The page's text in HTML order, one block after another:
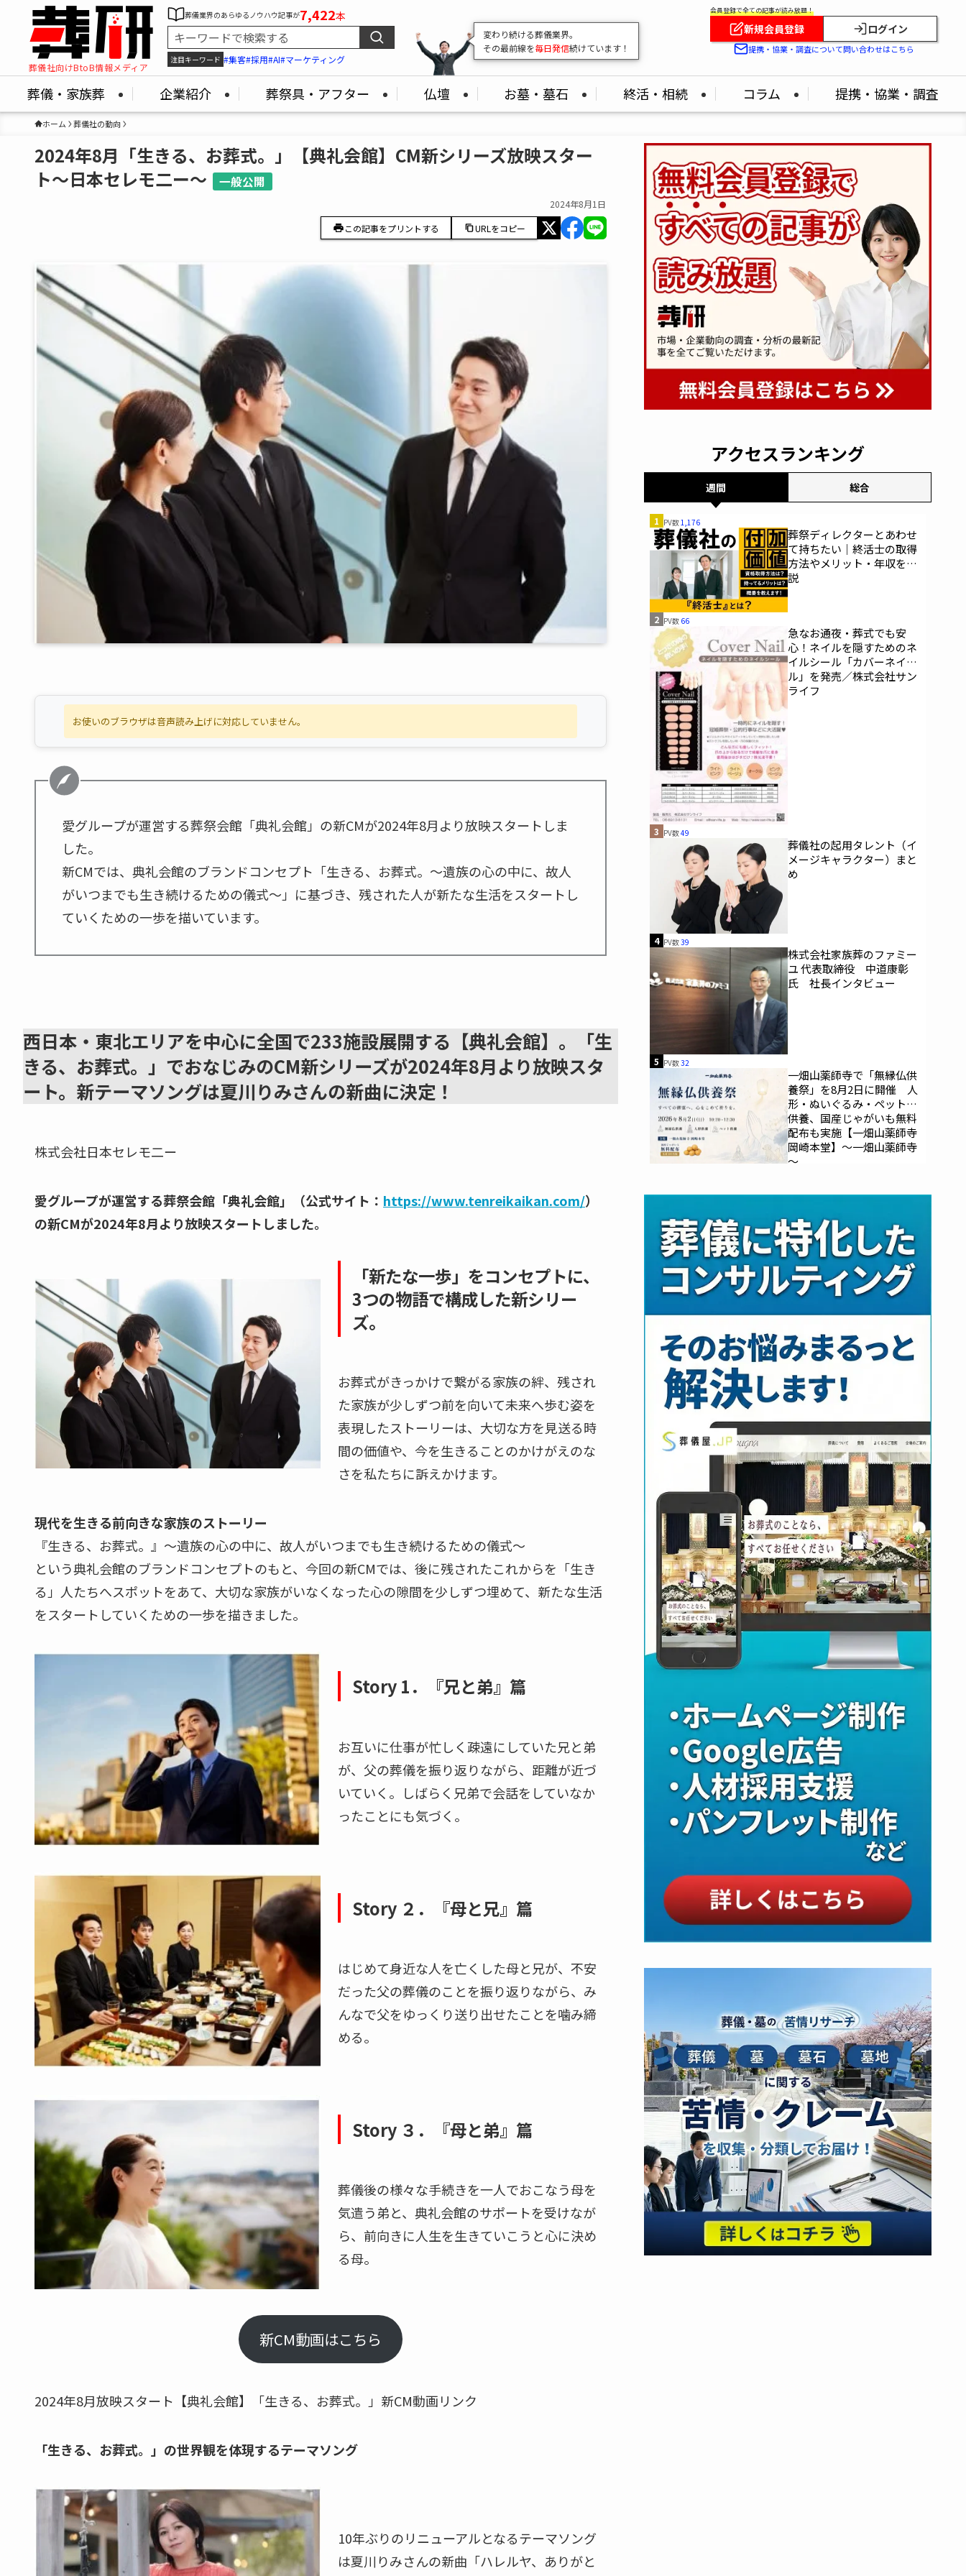
葬儀社向けBtoB情報メディア
葬儀業界のあらゆるノウハウ記事が7,422本
注目キーワード #集客#採用#AI#マーケティング
変わり続ける葬儀業界。
その最前線を毎日発信続けています！
会員登録で全ての記事が読み放題！
新規会員登録 ログイン
提携・協業・調査について問い合わせはこちら
葬儀・家族葬 企業紹介 葬祭具・アフター 仏壇 お墓・墓石 終活・相続 コラム 提携・協業・調査
ホーム 葬儀社の動向
2024年8月「生きる、お葬式。」【典礼会館】CM新シリーズ放映スター
ト～日本セレモ二ー～
一般公開
2024年8月1日
この記事をプリントする
URLをコピー
お使いのブラウザは音声読み上げに対応していません。
愛グループが運営する葬祭会館「典礼会館」の新CMが2024年8月より放映スタートしま
した。
新CMでは、典礼会館のブランドコンセプト「生きる、お葬式。～遺族の心の中に、故人
がいつまでも生き続けるための儀式～」に基づき、残された人が新たな生活をスタートし
ていくための一歩を描いています。
西日本・東北エリアを中心に全国で233施設展開する【典礼会館】。「生
きる、お葬式。」でおなじみのCM新シリーズが2024年8月より放映スタ
ート。新テーマソングは夏川りみさんの新曲に決定！
株式会社日本セレモ二ー
愛グループが運営する葬祭会館「典礼会館」（公式サイト： https://www.tenreikaikan.com/）
の新CMが2024年8月より放映スタートしました。
「新たな一歩」をコンセプトに、
3つの物語で構成した新シリー
ズ。
お葬式がきっかけで繋がる家族の絆、残され
た家族が少しずつ前を向いて未来へ歩む姿を
表現したストーリーは、大切な方を見送る時
間の価値や、今を生きることのかけがえのな
さを私たちに訴えかけます。
現代を生きる前向きな家族のストーリー
『生きる、お葬式。』～遺族の心の中に、故人がいつまでも生き続けるための儀式～
という典礼会館のブランドコンセプトのもと、今回の新CMでは、後に残されたこれからを「生き
る」人たちへスポットをあて、大切な家族がいなくなった心の隙間を少しずつ埋めて、新たな生活
をスタートしていくための一歩を描きました。
Story 1．『兄と弟』篇
お互いに仕事が忙しく疎遠にしていた兄と弟
が、父の葬儀を振り返りながら、距離が近づ
いていく。しばらく兄弟で会話をしていなか
ったことにも気づく。
Story ２．『母と兄』篇
はじめて身近な人を亡くした母と兄が、不安
だった父の葬儀のことを振り返りながら、み
んなで父をゆっくり送り出せたことを噛み締
める。
Story ３．『母と弟』篇
葬儀後の様々な手続きを一人でおこなう母を
気遣う弟と、典礼会館のサポートを受けなが
ら、前向きに人生を生きていこうと心に決め
る母。
新CM動画はこちら
2024年8月放映スタート【典礼会館】「生きる、お葬式。」新CM動画リンク
「生きる、お葬式。」の世界観を体現するテーマソング
10年ぶりのリニューアルとなるテーマソング
は夏川りみさんの新曲「ハレルヤ、ありがと
アクセスランキング
週間 総合
1 PV数1,176
葬祭ディレクターとあわせ
て持ちたい｜終活士の取得
方法やメリット・年収を解
説
2 PV数 66
急なお通夜・葬式でも安
心！ネイルを隠すためのネ
イルシール「カバーネイ
ル」を発売／株式会社サン
ライフ
3 PV数49
葬儀社の起用タレント（イ
メージキャラクター）まと
め
4 PV数39
株式会社家族葬のファミー
ユ 代表取締役 中道康彰
氏 社長インタビュー
5 PV数32
一畑山薬師寺で「無縁仏供
養祭」を8月2日に開催 人
形・ぬいぐるみ・ペットの
供養、国産じゃがいも無料
配布も実施【一畑山薬師寺
岡崎本堂】～一畑山薬師寺
～